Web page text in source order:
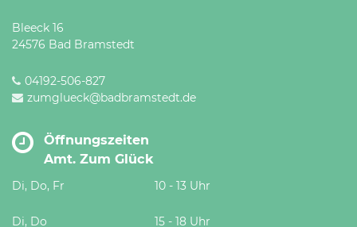
Bleeck 16
24576 Bad Bramstedt
04192-506-827
zumglueck@badbramstedt.de
Öffnungszeiten
Amt. Zum Glück
Di, Do, Fr 10 - 13 Uhr
Di, Do 15 - 18 Uhr